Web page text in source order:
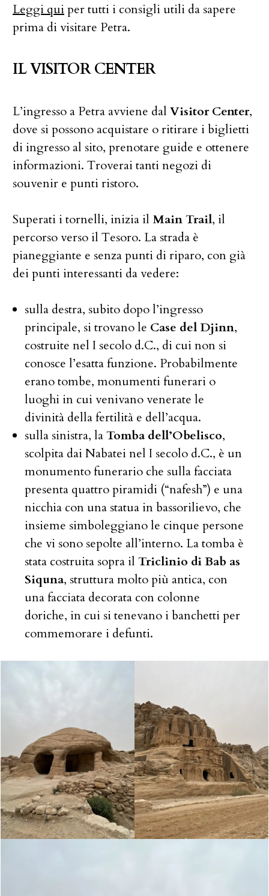
Leggi quiper tutti i consigli utili da sapere
prima di visitare Petra.
IL VISITOR CENTER
L’ingresso a Petra avviene dal Visitor Center,
dove si possono acquistare o ritirare i biglietti
di ingresso al sito, prenotare guide e ottenere
informazioni. Troverai tanti negozi di
souvenir e punti ristoro.
Superati i tornelli, inizia il Main Trail, il
percorso verso il Tesoro. La strada è
pianeggiante e senza punti di riparo, con già
dei punti interessanti da vedere:
sulla destra, subito dopo l’ingresso
principale, si trovano le Case del Djinn,
costruite nel I secolo d.C., di cui non si
conosce l’esatta funzione. Probabilmente
erano tombe, monumenti funerari o
luoghi in cui venivano venerate le
divinità della fertilità e dell’acqua.
sulla sinistra, laTomba dell’Obelisco,
scolpita dai Nabatei nel I secolo d.C., è un
monumento funerario che sulla facciata
presenta quattro piramidi (“nafesh”) e una
nicchia con una statua in bassorilievo, che
insieme simboleggiano le cinque persone
che vi sono sepolte all’interno. La tomba è
stata costruita sopra il Triclinio di Bab as
Siquna, struttura molto più antica, con
una facciata decorata con colonne
doriche, in cui si tenevano i banchetti per
commemorare i defunti.